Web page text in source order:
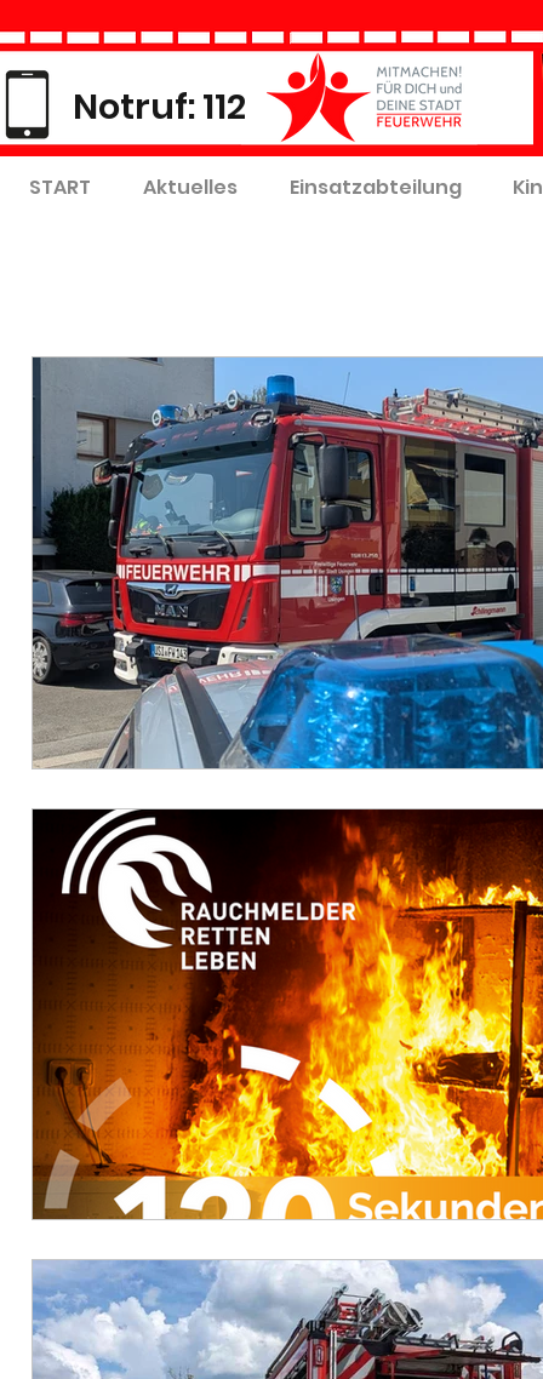
Notruf: 112
START Aktuelles Einsatzabteilung